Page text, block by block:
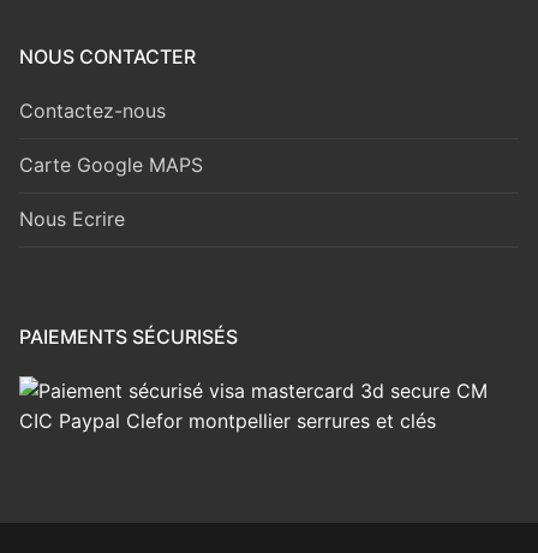
NOUS CONTACTER
Contactez-nous
Carte Google MAPS
Nous Ecrire
PAIEMENTS SÉCURISÉS